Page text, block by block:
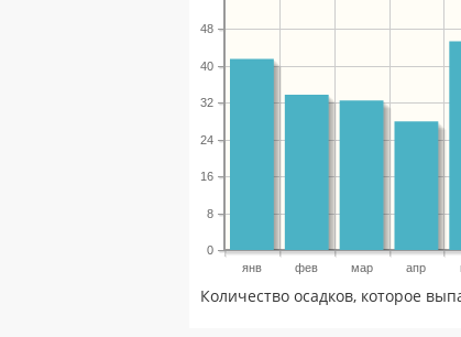
янв фев мар апр
0
8
16
24
32
40
48
Количество осадков, которое